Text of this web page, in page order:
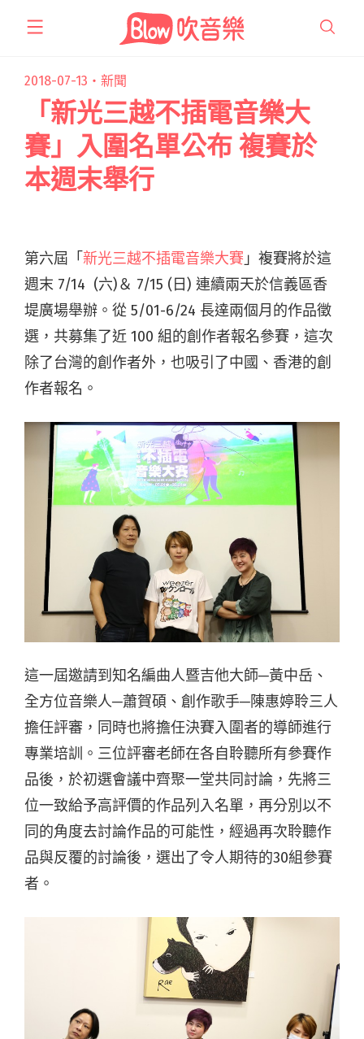
2018-07-13・ 新聞
「新光三越不插電音樂大
賽」入圍名單公布 複賽於
本週末舉行
第六屆「 新光三越不插電音樂大賽 」複賽將於這
週末 7/14 (六)＆ 7/15 (日) 連續兩天於信義區香
堤廣場舉辦。從 5/01-6/24 長達兩個月的作品徵
選，共募集了近 100 組的創作者報名參賽，這次
除了台灣的創作者外，也吸引了中國、香港的創
作者報名。
這一屆邀請到知名編曲人暨吉他大師─黃中岳、
全方位音樂人─蕭賀碩、創作歌手─陳惠婷聆三人
擔任評審，同時也將擔任決賽入圍者的導師進行
專業培訓。三位評審老師在各自聆聽所有參賽作
品後，於初選會議中齊聚一堂共同討論，先將三
位一致給予高評價的作品列入名單，再分別以不
同的角度去討論作品的可能性，經過再次聆聽作
品與反覆的討論後，選出了令人期待的30組參賽
者。